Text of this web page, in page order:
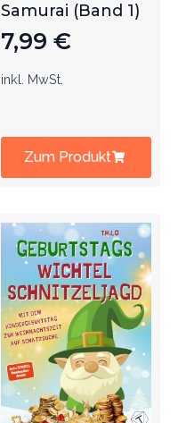
Samurai (Band 1)
7,99 €
inkl. MwSt.
Zum Produkt